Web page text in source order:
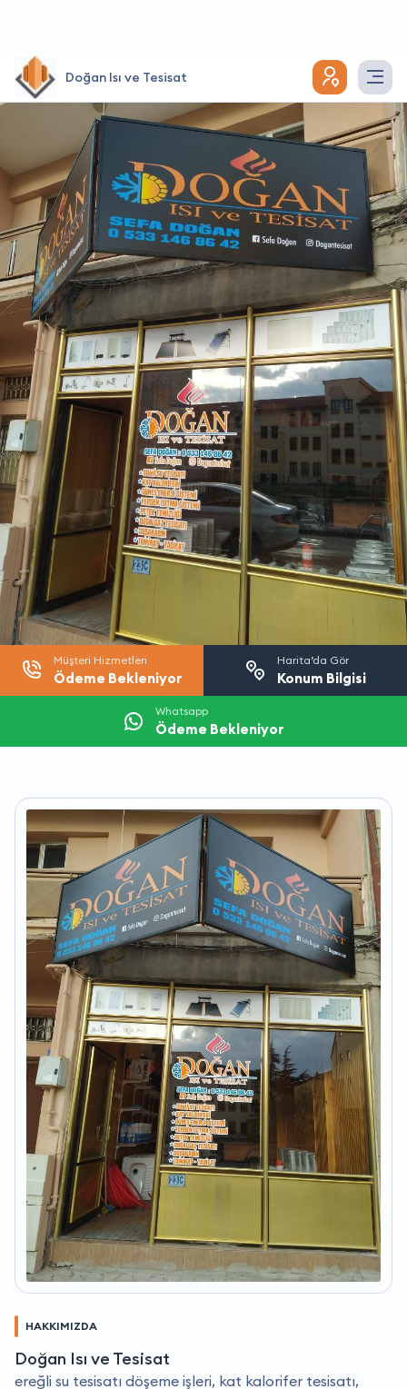
Doğan Isı ve Tesisat
Müşteri Hizmetleri
Ödeme Bekleniyor
Harita’da Gör
Konum Bilgisi
Whatsapp
Ödeme Bekleniyor
HAKKIMIZDA
Doğan Isı ve Tesisat
ereğli su tesisatı döşeme işleri, kat kalorifer tesisatı,